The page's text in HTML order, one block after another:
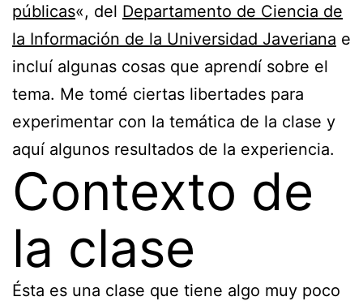
públicas«, del Departamento de Ciencia de
la Información de la Universidad Javeriana e
incluí algunas cosas que aprendí sobre el
tema. Me tomé ciertas libertades para
experimentar con la temática de la clase y
aquí algunos resultados de la experiencia.
Contexto de
la clase
Ésta es una clase que tiene algo muy poco